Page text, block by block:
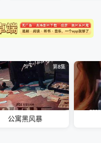
第8集
公寓黑风暴